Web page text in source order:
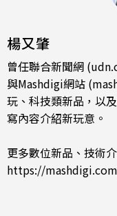
楊又肇
曾任聯合新聞網
與Mashdigi網站
玩、科技類新品，以
寫內容介紹新玩意。
更多數位新品、技術
https://